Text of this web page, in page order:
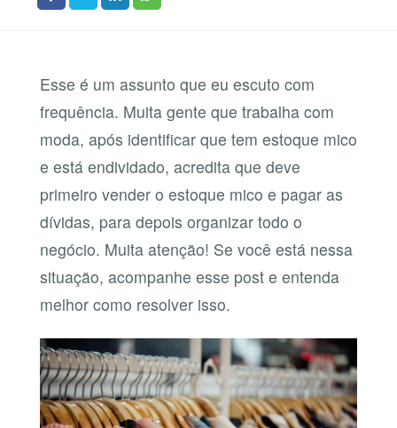
Esse é um assunto que eu escuto com
frequência. Muita gente que trabalha com
moda, após identificar que tem estoque mico
e está endividado, acredita que deve
primeiro vender o estoque mico e pagar as
dívidas, para depois organizar todo o
negócio. Muita atenção! Se você está nessa
situação, acompanhe esse post e entenda
melhor como resolver isso.